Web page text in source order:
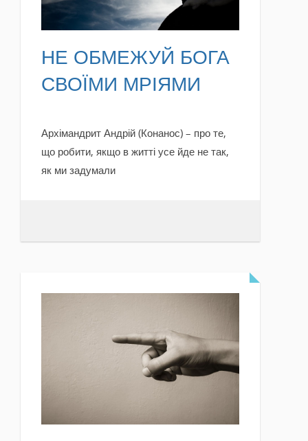
НЕ ОБМЕЖУЙ БОГА
СВОЇМИ МРІЯМИ
Архімандрит Андрій (Конанос) – про те,
що робити, якщо в житті усе йде не так,
як ми задумали
READ MORE